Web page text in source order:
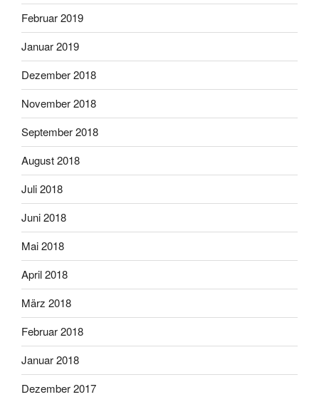
Februar 2019
Januar 2019
Dezember 2018
November 2018
September 2018
August 2018
Juli 2018
Juni 2018
Mai 2018
April 2018
März 2018
Februar 2018
Januar 2018
Dezember 2017